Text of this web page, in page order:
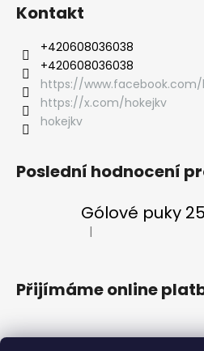
Kontakt
‭+420608036038
‭+420608036038
https://www.facebook.com/
https://x.com/hokejkv
hokejkv
Poslední hodnocení
Gólové puky
Hodnocení produktu
|
Přijímáme online